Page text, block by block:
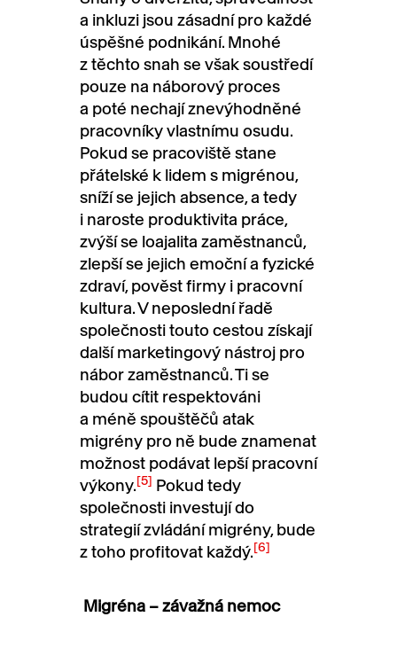
a inkluzi jsou zásadní pro každé
úspěšné podnikání. Mnohé
z těchto snah se však soustředí
pouze na náborový proces
a poté nechají znevýhodněné
pracovníky vlastnímu osudu.
Pokud se pracoviště stane
přátelské k lidem s migrénou,
sníží se jejich absence, a tedy
i naroste produktivita práce,
zvýší se loajalita zaměstnanců,
zlepší se jejich emoční a fyzické
zdraví, pověst firmy i pracovní
kultura. V neposlední řadě
společnosti touto cestou získají
další marketingový nástroj pro
nábor zaměstnanců. Ti se
budou cítit respektováni
a méně spouštěčů atak
migrény pro ně bude znamenat
možnost podávat lepší pracovní
výkony.[5] Pokud tedy
společnosti investují do
strategií zvládání migrény, bude
z toho profitovat každý.[6]
Migréna – závažná nemoc